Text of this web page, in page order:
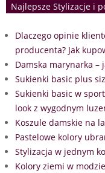
Najlepsze Stylizacje i
Dlaczego opinie
producenta? Jak
Damska marynarka –
Sukienki basic plus
Sukienki basic w
look z wygodnym
Koszule damskie na
Pastelowe kolory
Stylizacja w jednym
Kolory ziemi w